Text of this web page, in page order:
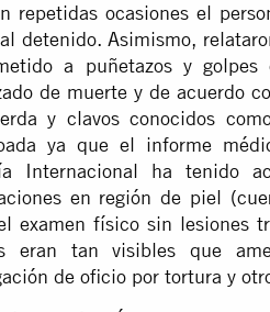
repetidas ocasiones el
detenido. Asimismo,
a puñetazos y
de muerte y de acuerdo
y clavos conocidos
ya que el informe
Internacional ha tenido
en región de piel
examen físico sin lesiones
eran tan visibles que
de oficio por tortura y